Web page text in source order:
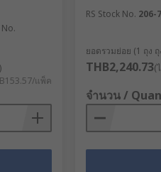
แพ็ค
RS Stock No. 206-
ยอดรวมย่อย (1 ถุง
THB2,240.73(
จำนวน /